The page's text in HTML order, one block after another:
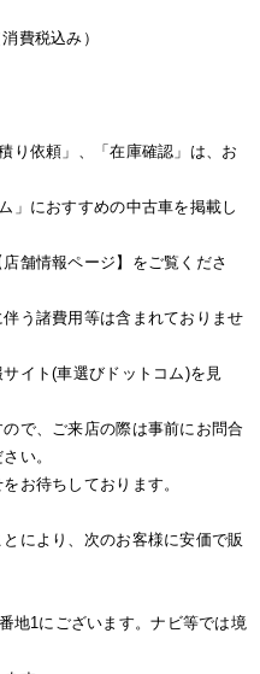
消費税込み）
り依頼」、「在庫確認」は、お
」におすすめの中古車を掲載し
舗情報ページ】をご覧くださ
う諸費用等は含まれておりませ
イト(車選びドットコム)を見
で、ご来店の際は事前にお問合
い。
お待ちしております。
により、次のお客様に安価で販
地1にございます。ナビ等では境